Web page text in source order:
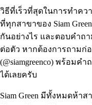
วิธีที่เร็วที่สุดในการทำคว
ที่ทุกสาขาของ Siam
กันอย่างไร และตอบคำถ
ต่อตัว หากต้องการถามก่
(@siamgreenco) พร้อมค
ได้เลยครับ
Siam Green มีทั้งหมดห้า